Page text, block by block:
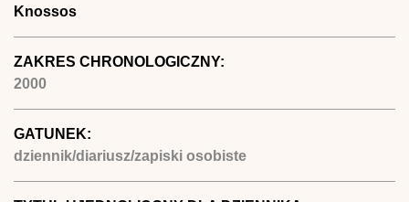
Knossos
ZAKRES CHRONOLOGICZNY:
2000
GATUNEK:
dziennik/diariusz/zapiski osobiste